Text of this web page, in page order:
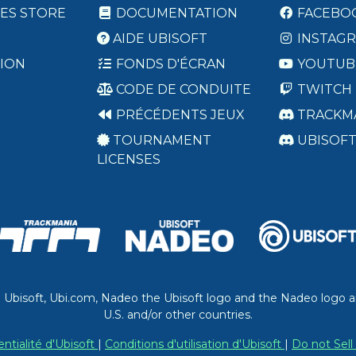
STORE
DOCUMENTATION
AIDE UBISOFT
FONDS D'ÉCRAN
CODE DE CONDUITE
PRÉCÉDENTS JEUX
TOURNAMENT
LICENSES
TWITCH
UBISOFT
Ubi.com, Nadeo the Ubisoft logo and the Nadeo logo
U.S. and/or other countries.
d'Ubisoft | Conditions d'utilisation d'Ubisoft | Do not